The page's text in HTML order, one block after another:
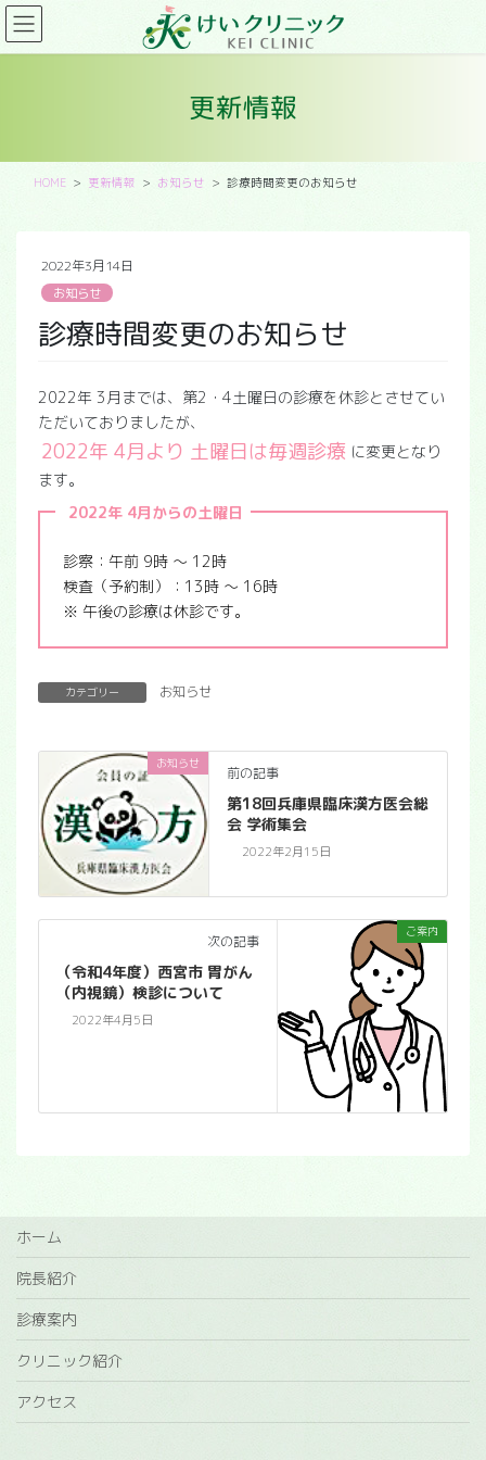
コ
ン
テ
ナ
ビ
ゲ
更新情報
HOME 更新情報 お知らせ 診療時間変更のお知らせ
2022年3月14日
お知らせ
診療時間変更のお知らせ
2022年 3月までは、第2・4土曜日の診療を休診とさせてい
ただいておりましたが、
2022年 4月より 土曜日は毎週診療 に変更となり
ます。
2022年 4月からの土曜日
診察：午前 9時 ～ 12時
検査（予約制）：13時 ～ 16時
※ 午後の診療は休診です。
カテゴリー お知らせ
お知らせ
前の記事
第18回兵庫県臨床漢方医会総
会 学術集会
2022年2月15日
ご案内
次の記事
（令和4年度）西宮市 胃がん
（内視鏡）検診について
2022年4月5日
ホーム
院長紹介
診療案内
クリニック紹介
アクセス